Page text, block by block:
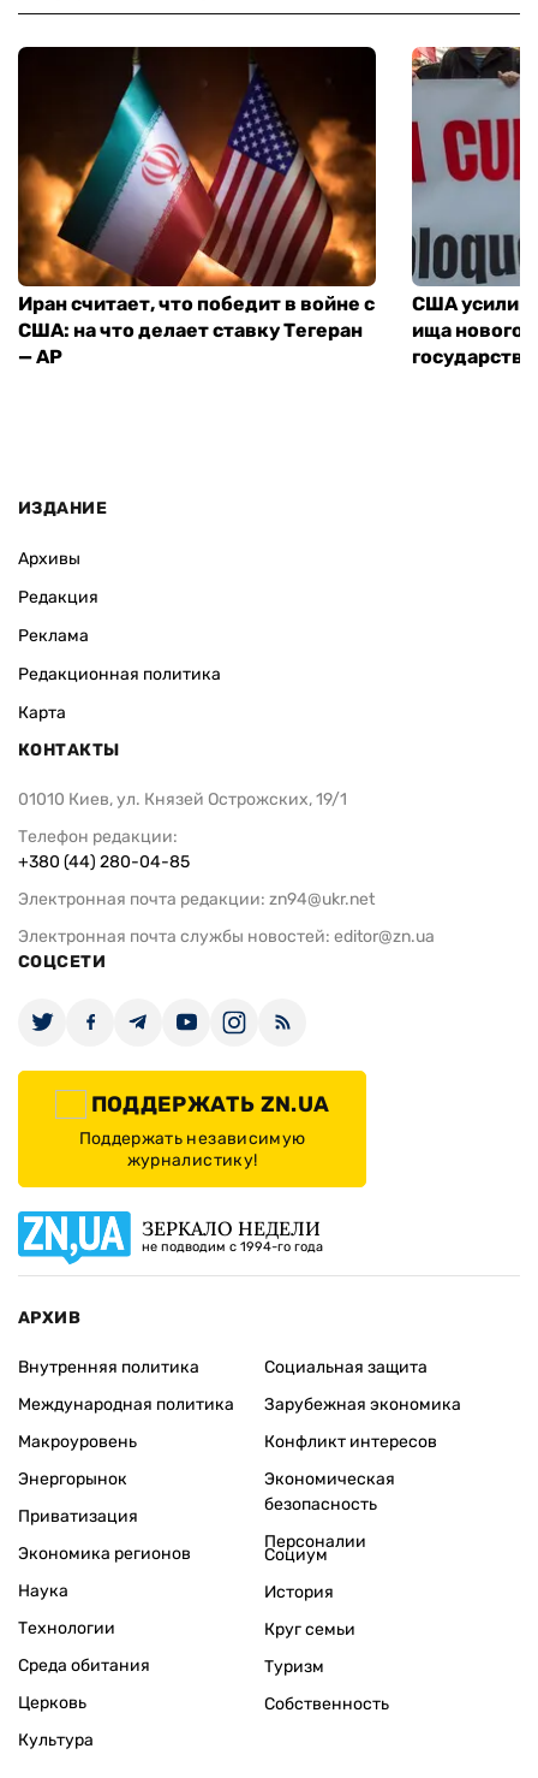
Иран считает, что победит в войне с
США: на что делает ставку Тегеран
— AP
США
ища нового
ИЗДАНИЕ
Архивы
Редакция
Реклама
Редакционная политика
Карта
КОНТАКТЫ
01010 Киев, ул. Князей Острожских, 19/1
Телефон редакции:
+380 (44) 280-04-85
Электронная почта редакции: zn94@ukr.net
Электронная почта службы новостей: editor@zn.ua
СОЦСЕТИ
ПОДДЕРЖАТЬ ZN.UA
Поддержать независимую
журналистику!
ЗЕРКАЛО НЕДЕЛИ
не подводим с 1994-го года
АРХИВ
Внутренняя политика
Международная политика
Макроуровень
Энергорынок
Приватизация
Экономика регионов
Социальная защита
Зарубежная экономика
Конфликт интересов
Экономическая
безопасность
Персоналии
Наука
Технологии
Среда обитания
Церковь
Культура
Социум
История
Круг семьи
Туризм
Собственность